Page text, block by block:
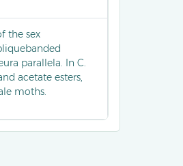
the sex
parallela. In C.
acetate esters,
moths.